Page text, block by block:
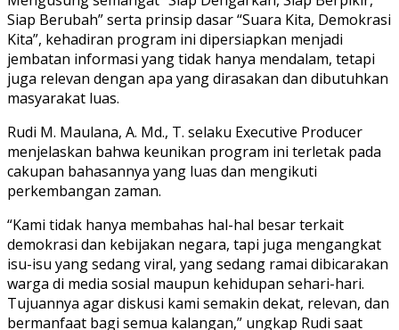
Siap Berubah” serta prinsip dasar “Suara Kita, Demokrasi
Kita”, kehadiran program ini dipersiapkan menjadi
jembatan informasi yang tidak hanya mendalam, tetapi
juga relevan dengan apa yang dirasakan dan dibutuhkan
masyarakat luas.
Rudi M. Maulana, A. Md., T. selaku Executive Producer
menjelaskan bahwa keunikan program ini terletak pada
cakupan bahasannya yang luas dan mengikuti
perkembangan zaman.
“Kami tidak hanya membahas hal-hal besar terkait
demokrasi dan kebijakan negara, tapi juga mengangkat
isu-isu yang sedang viral, yang sedang ramai dibicarakan
warga di media sosial maupun kehidupan sehari-hari.
Tujuannya agar diskusi kami semakin dekat, relevan, dan
bermanfaat bagi semua kalangan,” ungkap Rudi saat